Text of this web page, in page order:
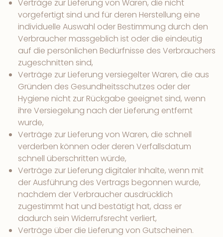
Verträge zur Lieferung von Waren, die nicht
vorgefertigt sind und für deren Herstellung eine
individuelle Auswahl oder Bestimmung durch den
Verbraucher massgeblich ist oder die eindeutig
auf die persönlichen Bedürfnisse des Verbrauchers
zugeschnitten sind,
Verträge zur Lieferung versiegelter Waren, die aus
Gründen des Gesundheitsschutzes oder der
Hygiene nicht zur Rückgabe geeignet sind, wenn
ihre Versiegelung nach der Lieferung entfernt
wurde,
Verträge zur Lieferung von Waren, die schnell
verderben können oder deren Verfallsdatum
schnell überschritten würde,
Verträge zur Lieferung digitaler Inhalte, wenn mit
der Ausführung des Vertrags begonnen wurde,
nachdem der Verbraucher ausdrücklich
zugestimmt hat und bestätigt hat, dass er
dadurch sein Widerrufsrecht verliert,
Verträge über die Lieferung von Gutscheinen.